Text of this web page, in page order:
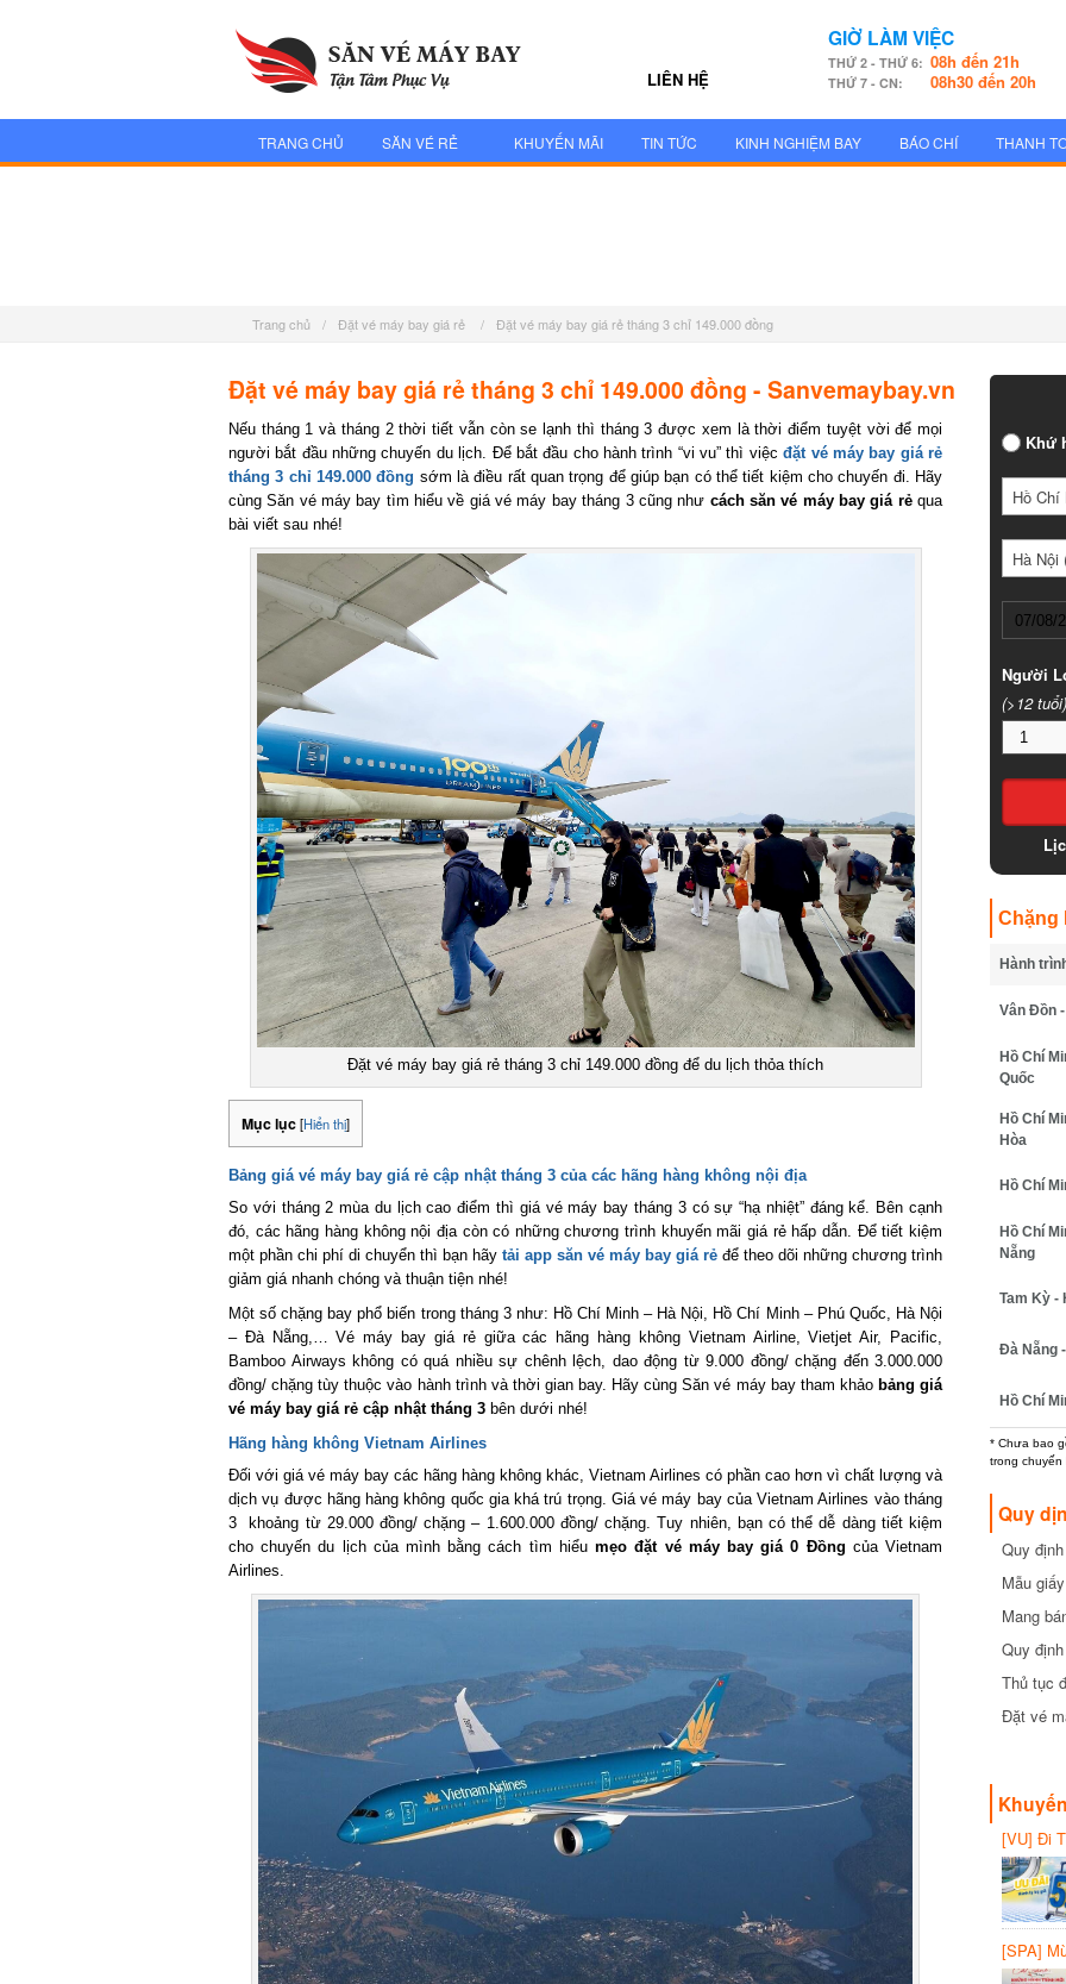
LIÊN HỆ
GIỜ LÀM VIỆC
THỨ 2 - THỨ 6:08h đến 21h
THỨ 7 - CN: 08h30 đến 20h
TRANG CHỦ SĂN VÉ RẺ KHUYẾN MÃI TIN TỨC KINH NGHIỆM BAY BÁO CHÍ THANH
Trang chủ / Đặt vé máy bay giá rẻ / Đặt vé máy bay giá rẻ tháng 3 chỉ 149.000 đồng
Đặt vé máy bay giá rẻ tháng 3 chỉ 149.000 đồng - Sanvemaybay.vn
Nếu tháng 1 và tháng 2 thời tiết vẫn còn se lạnh thì tháng 3 được xem là thời điểm tuyệt vời để mọi
người bắt đầu những chuyến du lịch. Để bắt đầu cho hành trình “vi vu” thì việcđặt vé máy bay giá rẻ
tháng 3 chỉ 149.000 đồngsớm là điều rất quan trọng để giúp bạn có thể tiết kiệm cho chuyến đi. Hãy
cùng Săn vé máy bay tìm hiểu về giá vé máy bay tháng 3 cũng nhưcách săn vé máy bay giá rẻqua
bài viết sau nhé!
Đặt vé máy bay giá rẻ tháng 3 chỉ 149.000 đồng để du lịch thỏa thích
Mục lục [Hiển thị]
Bảng giá vé máy bay giá rẻ cập nhật tháng 3 của các hãng hàng không nội địa
So với tháng 2 mùa du lịch cao điểm thì giá vé máy bay tháng 3 có sự “hạ nhiệt” đáng kể. Bên cạnh
đó, các hãng hàng không nội địa còn có những chương trình khuyến mãi giá rẻ hấp dẫn. Để tiết kiệm
một phần chi phí di chuyển thì bạn hãytải app săn vé máy bay giá rẻđể theo dõi những chương trình
giảm giá nhanh chóng và thuận tiện nhé!
Một số chặng bay phổ biến trong tháng 3 như: Hồ Chí Minh – Hà Nội, Hồ Chí Minh – Phú Quốc, Hà Nội
– Đà Nẵng,… Vé máy bay giá rẻ giữa các hãng hàng không Vietnam Airline, Vietjet Air, Pacific,
Bamboo Airways không có quá nhiều sự chênh lệch, dao động từ 9.000 đồng/ chặng đến 3.000.000
đồng/ chặng tùy thuộc vào hành trình và thời gian bay. Hãy cùng Săn vé máy bay tham khảobảng giá
vé máy bay giá rẻ cập nhật tháng 3 bên dưới nhé!
Hãng hàng không Vietnam Airlines
Đối với giá vé máy bay các hãng hàng không khác, Vietnam Airlines có phần cao hơn vì chất lượng và
dịch vụ được hãng hàng không quốc gia khá trú trọng. Giá vé máy bay của Vietnam Airlines vào tháng
3 khoảng từ 29.000 đồng/ chặng – 1.600.000 đồng/ chặng. Tuy nhiên, bạn có thể dễ dàng tiết kiệm
cho chuyến du lịch của mình bằng cách tìm hiểumẹo đặt vé máy bay giá 0 Đồngcủa Vietnam
Airlines.
Khứ
Hồ Chí
Hà Nội
Người
(>12 tuổi)
Chặng
Hành trình*
Vân Đồn -
Hồ Chí
Quốc
Hồ Chí
Hòa
Hồ Chí
Hồ Chí
Nẵng
Tam Kỳ -
Đà Nẵng -
Hồ Chí
* Chưa bao
trong chuyến
Quy
Quy
cần biết
Mẫu
Mang
Quy
Thủ tục
Đặt vé
[VU] Đi
giảm
[SPA]
20%